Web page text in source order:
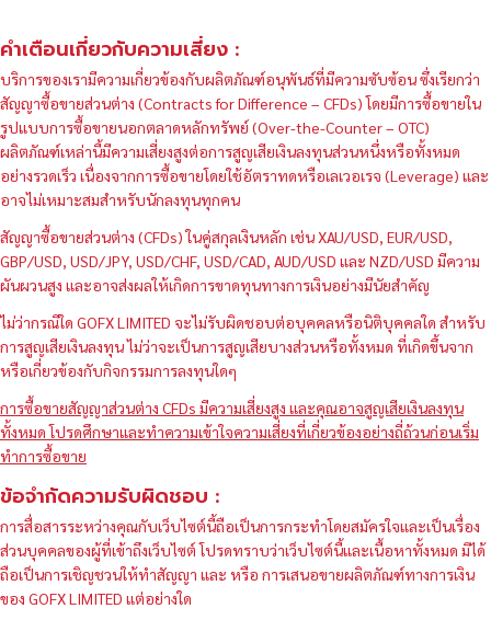
คำเตือนเกี่ยวกับความเสี่ยง :
บริการของเรามีความเกี่ยวข้องกับผลิตภัณฑ์อนุพันธ์ที่มีความซับซ้อน ซึ่งเรียกว่า
สัญญาซื้อขายส่วนต่าง (Contracts for Difference – CFDs) โดยมีการซื้อขายใน
รูปแบบการซื้อขายนอกตลาดหลักทรัพย์ (Over-the-Counter – OTC)
ผลิตภัณฑ์เหล่านี้มีความเสี่ยงสูงต่อการสูญเสียเงินลงทุนส่วนหนึ่งหรือทั้งหมด
อย่างรวดเร็ว เนื่องจากการซื้อขายโดยใช้อัตราทดหรือเลเวอเรจ (Leverage) และ
อาจไม่เหมาะสมสำหรับนักลงทุนทุกคน
สัญญาซื้อขายส่วนต่าง (CFDs) ในคู่สกุลเงินหลัก เช่น XAU/USD, EUR/USD,
GBP/USD, USD/JPY, USD/CHF, USD/CAD, AUD/USD และ NZD/USD มีความ
ผันผวนสูง และอาจส่งผลให้เกิดการขาดทุนทางการเงินอย่างมีนัยสำคัญ
ไม่ว่ากรณีใด GOFX LIMITED จะไม่รับผิดชอบต่อบุคคลหรือนิติบุคคลใด สำหรับ
การสูญเสียเงินลงทุน ไม่ว่าจะเป็นการสูญเสียบางส่วนหรือทั้งหมด ที่เกิดขึ้นจาก
หรือเกี่ยวข้องกับกิจกรรมการลงทุนใดๆ
การซื้อขายสัญญาส่วนต่าง CFDs มีความเสี่ยงสูง และคุณอาจสูญเสียเงินลงทุน
ทั้งหมด โปรดศึกษาและทำความเข้าใจความเสี่ยงที่เกี่ยวข้องอย่างถี่ถ้วนก่อนเริ่ม
ทำการซื้อขาย
ข้อจำกัดความรับผิดชอบ :
การสื่อสารระหว่างคุณกับเว็บไซต์นี้ถือเป็นการกระทำโดยสมัครใจและเป็นเรื่อง
ส่วนบุคคลของผู้ที่เข้าถึงเว็บไซต์ โปรดทราบว่าเว็บไซต์นี้และเนื้อหาทั้งหมด มิได้
ถือเป็นการเชิญชวนให้ทำสัญญา และ หรือ การเสนอขายผลิตภัณฑ์ทางการเงิน
ของ GOFX LIMITED แต่อย่างใด